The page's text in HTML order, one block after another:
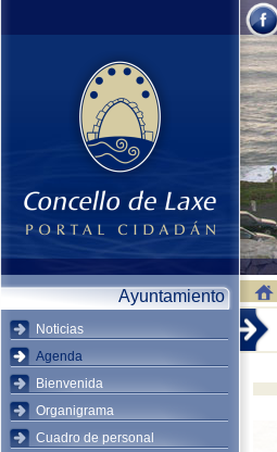
Ayuntamiento
Noticias
Agenda
Bienvenida
Organigrama
Cuadro de personal